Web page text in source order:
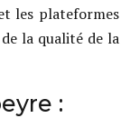
les plateformes
la qualité de la
: